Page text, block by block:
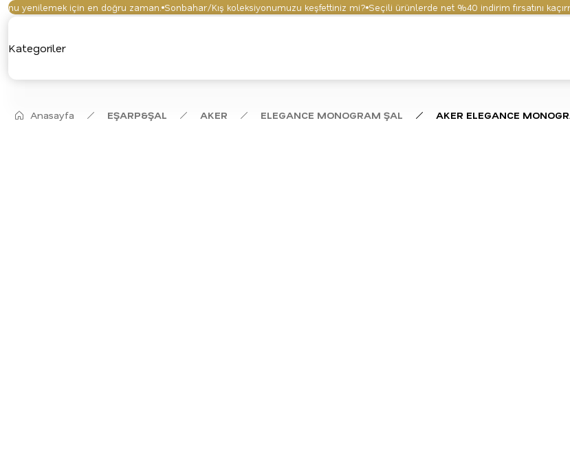
yenilemek için en doğru zaman. Sonbahar/Kış koleksiyonumuzu keşfettiniz mi? Seçili ürünlerde net %40 indirim fırsatını kaçırma.
Kategoriler
Anasayfa EŞARP&ŞAL AKER ELEGANCE MONOGRAM ŞAL AKER ELEGANCE